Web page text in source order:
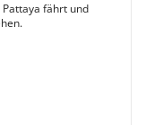
fährt und